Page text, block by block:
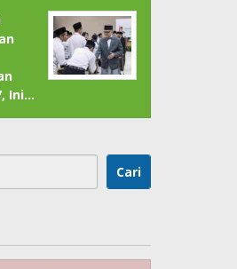
Ini…
Cari